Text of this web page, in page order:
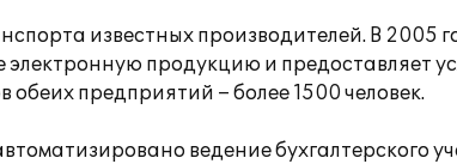
известных производителей. В 2005
продукцию и предоставляет
предприятий – более 1500 человек.
ведение бухгалтерского